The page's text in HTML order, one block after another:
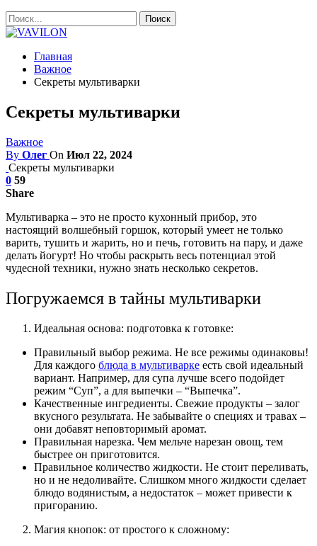
Главная
Важное
Секреты мультиварки
Секреты мультиварки
Важное
By Олег On Июл 22, 2024
Секреты мультиварки
0 59
Share
Мультиварка – это не просто кухонный прибор, это
настоящий волшебный горшок, который умеет не только
варить, тушить и жарить, но и печь, готовить на пару, и даже
делать йогурт! Но чтобы раскрыть весь потенциал этой
чудесной техники, нужно знать несколько секретов.
Погружаемся в тайны мультиварки
Идеальная основа: подготовка к готовке:
Правильный выбор режима. Не все режимы одинаковы!
Для каждого блюда в мультиварке есть свой идеальный
вариант. Например, для супа лучше всего подойдет
режим “Суп”, а для выпечки – “Выпечка”.
Качественные ингредиенты. Свежие продукты – залог
вкусного результата. Не забывайте о специях и травах –
они добавят неповторимый аромат.
Правильная нарезка. Чем мельче нарезан овощ, тем
быстрее он приготовится.
Правильное количество жидкости. Не стоит переливать,
но и не недоливайте. Слишком много жидкости сделает
блюдо водянистым, а недостаток – может привести к
пригоранию.
Магия кнопок: от простого к сложному: